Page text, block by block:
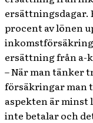
ersättningsdagar.
procent av lönen
ersättning från a-
– När man tänker
försäkringar man
aspekten är minst
inte betalar och